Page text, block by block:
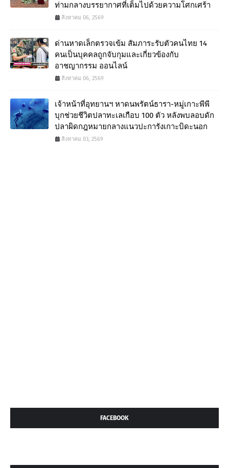
ท่ามกลางบรรยากาศที่เต็มไปด้วยความโศกเศร้า
สิงหาคม 06, 2569
ด่านหาดเล็กตรวจเข้ม สัมภาระรับตัวคนไทย 14
คนเป็นบุคคลถูกจับกุมและเกี่ยวข้องกับ
อาชญากรรม ออนไลน์
สิงหาคม 06, 2569
เจ้าหน้าที่อุทยานฯ หาดนพรัตน์ธารา-หมู่เกาะพีพี
บุกช่วยชีวิตปลาทะเลเกือบ 100 ตัว หลังพบลอบดัก
ปลาผิดกฎหมายกลางแนวปะการังเกาะบิดะนอก
สิงหาคม 03, 2569
FACEBOOK